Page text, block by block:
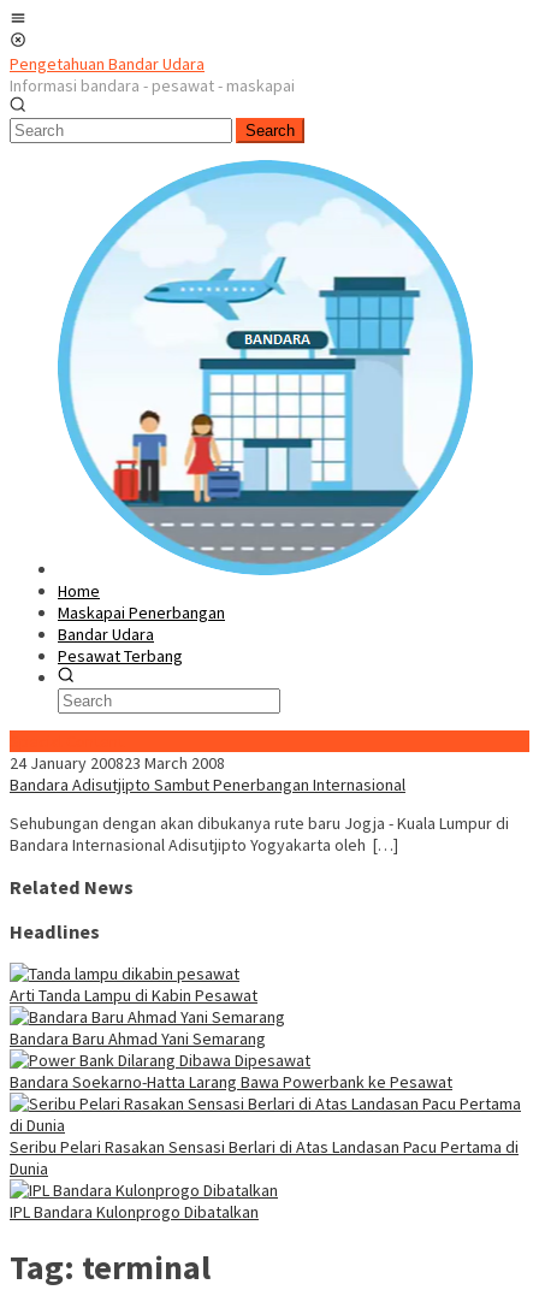
Skip
to
content
Pengetahuan Bandar Udara
Informasi bandara - pesawat - maskapai
Search
Home
Maskapai Penerbangan
Bandar Udara
Pesawat Terbang
24 January 200823 March 2008
Bandara Adisutjipto Sambut Penerbangan Internasional
Sehubungan dengan akan dibukanya rute baru Jogja - Kuala Lumpur di
Bandara Internasional Adisutjipto Yogyakarta oleh […]
Related News
Headlines
Arti Tanda Lampu di Kabin Pesawat
Bandara Baru Ahmad Yani Semarang
Bandara Soekarno-Hatta Larang Bawa Powerbank ke Pesawat
Seribu Pelari Rasakan Sensasi Berlari di Atas Landasan Pacu Pertama di
Dunia
IPL Bandara Kulonprogo Dibatalkan
Tag: terminal